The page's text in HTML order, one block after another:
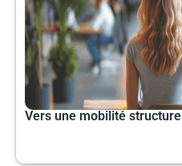
Vers une mobilité